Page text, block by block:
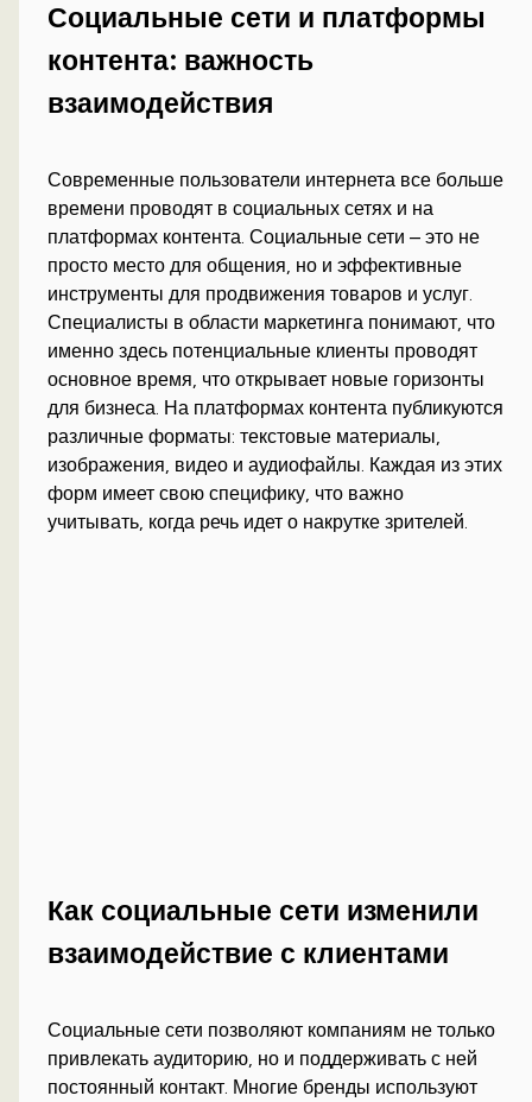
Социальные сети и платформы
контента: важность
взаимодействия
Современные пользователи интернета все больше
времени проводят в социальных сетях и на
платформах контента. Социальные сети – это не
просто место для общения, но и эффективные
инструменты для продвижения товаров и услуг.
Специалисты в области маркетинга понимают, что
именно здесь потенциальные клиенты проводят
основное время, что открывает новые горизонты
для бизнеса. На платформах контента публикуются
различные форматы: текстовые материалы,
изображения, видео и аудиофайлы. Каждая из этих
форм имеет свою специфику, что важно
учитывать, когда речь идет о накрутке зрителей.
Как социальные сети изменили
взаимодействие с клиентами
Социальные сети позволяют компаниям не только
привлекать аудиторию, но и поддерживать с ней
постоянный контакт. Многие бренды используют